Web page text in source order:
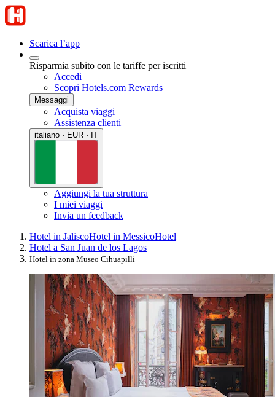
Scarica l’app
Risparmia subito con le tariffe per iscritti
Accedi
Scopri Hotels.com Rewards
Messaggi
Acquista viaggi
Assistenza clienti
italiano · EUR · IT
Aggiungi la tua struttura
I miei viaggi
Invia un feedback
Hotel in JaliscoHotel in MessicoHotel
Hotel a San Juan de los Lagos
Hotel in zona Museo Cihuapilli